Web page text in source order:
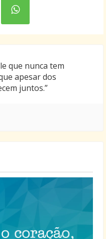
que nunca tem
apesar dos
juntos.”